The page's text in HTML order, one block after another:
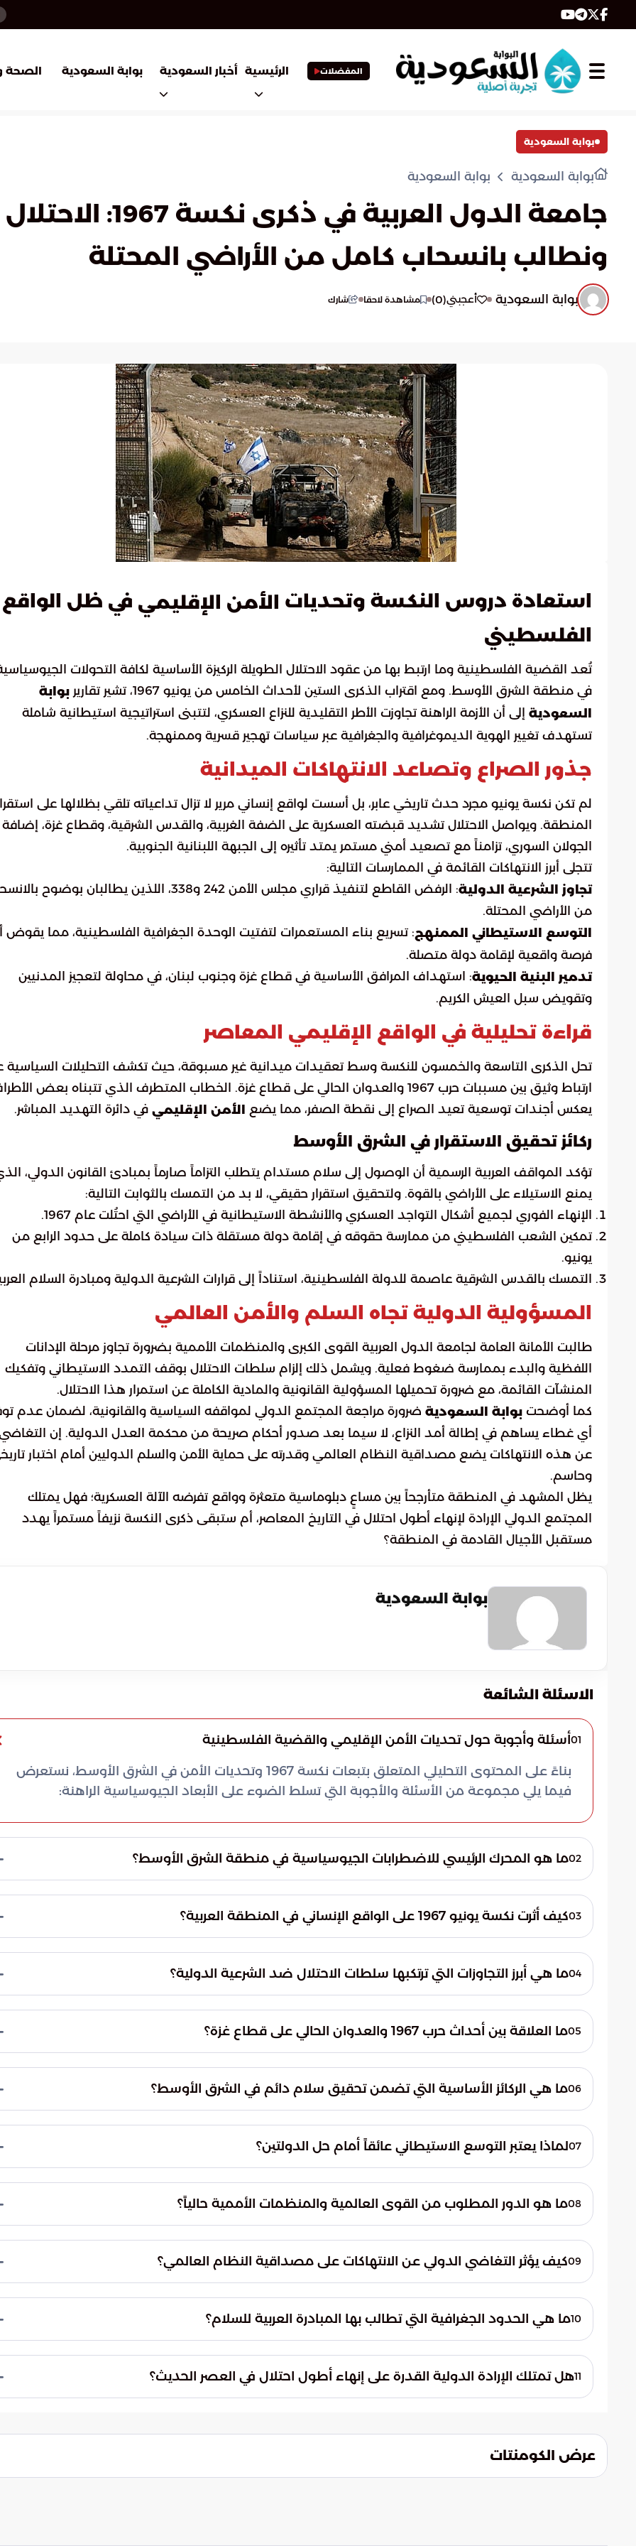
المفضلات الرئيسية أخبار السعودية بوابة السعودية الصحة
بوابة السعودية
بوابة السعودية بوابة السعودية
جامعة الدول
ونطالب بانسحاب كامل من الأراضي المحتلة
بوابة السعودية أعجبني(
0
) مشاهدة لاحقا شارك
استعادة دروس النكسة وتحديات الأمن الإقليمي في ظل الواقع
الفلسطيني
تُعد القضية الفلسطينية وما ارتبط بها من عقود الاحتلال الطويلة الركيزة الأساسية لكافة التحولات
في منطقة الشرق الأوسط. ومع اقتراب الذكرى الستين لأحداث الخامس من يونيو 1967، تشير تقارير
بوابة
السعودية إلى أن الأزمة الراهنة تجاوزت الأطر التقليدية للنزاع العسكري، لتتبنى استراتيجية استيطانية شاملة
تستهدف تغيير الهوية الديموغرافية والجغرافية عبر سياسات تهجير قسرية وممنهجة.
جذور الصراع وتصاعد الانتهاكات الميدانية
لم تكن نكسة يونيو مجرد حدث تاريخي عابر، بل أسست لواقع إنساني مرير لا تزال تداعياته تلقي بظلالها على
المنطقة. ويواصل الاحتلال تشديد قبضته العسكرية على الضفة الغربية، والقدس الشرقية، وقطاع غزة، إضافة
الجولان السوري، تزامناً مع تصعيد أمني مستمر يمتد تأثيره إلى الجبهة اللبنانية الجنوبية.
تتجلى أبرز الانتهاكات القائمة في الممارسات التالية:
تجاوز الشرعية الدولية
: الرفض القاطع لتنفيذ قراري مجلس الأمن 242 و338، اللذين يطالبان بوضوح
من الأراضي المحتلة.
التوسع الاستيطاني الممنهج: تسريع بناء المستعمرات لتفتيت الوحدة الجغرافية الفلسطينية، مما يقوض
فرصة واقعية لإقامة دولة متصلة.
تدمير البنية الحيوية: استهداف المرافق الأساسية في قطاع غزة وجنوب لبنان، في محاولة لتعجيز المدنيين
وتقويض سبل العيش الكريم.
قراءة تحليلية في الواقع الإقليمي المعاصر
تحل الذكرى التاسعة والخمسون للنكسة وسط تعقيدات ميدانية غير مسبوقة، حيث تكشف التحليلات السياسية
ارتباط وثيق بين مسببات حرب 1967 والعدوان الحالي على قطاع غزة. الخطاب المتطرف الذي تتبناه بعض
يعكس أجندات توسعية تعيد الصراع إلى نقطة الصفر، مما يضع
الأمن الإقليمي في دائرة التهديد المباشر.
ركائز تحقيق الاستقرار في الشرق الأوسط
تؤكد المواقف العربية الرسمية أن الوصول إلى سلام مستدام يتطلب التزاماً صارماً بمبادئ القانون الدولي،
يمنع الاستيلاء على الأراضي بالقوة. ولتحقيق استقرار حقيقي، لا بد من التمسك بالثوابت التالية:
الإنهاء الفوري لجميع أشكال التواجد العسكري والأنشطة الاستيطانية في الأراضي التي احتُلت عام 1967.
تمكين الشعب الفلسطيني من ممارسة حقوقه في إقامة دولة مستقلة ذات سيادة كاملة على حدود الرابع من
يونيو.
التمسك بالقدس الشرقية عاصمة للدولة الفلسطينية، استناداً إلى قرارات الشرعية الدولية ومبادرة السلام
المسؤولية الدولية تجاه السلم والأمن العالمي
طالبت الأمانة العامة لجامعة الدول العربية القوى الكبرى والمنظمات الأممية بضرورة تجاوز مرحلة الإدانات
اللفظية والبدء بممارسة ضغوط فعلية. ويشمل ذلك إلزام سلطات الاحتلال بوقف التمدد الاستيطاني وتفكيك
المنشآت القائمة، مع ضرورة تحميلها المسؤولية القانونية والمادية الكاملة عن استمرار هذا الاحتلال.
كما أوضحت بوابة السعودية ضرورة مراجعة المجتمع الدولي لمواقفه السياسية والقانونية، لضمان عدم
أي غطاء يساهم في إطالة أمد النزاع، لا سيما بعد صدور أحكام صريحة من محكمة العدل الدولية. إن
عن هذه الانتهاكات يضع مصداقية النظام العالمي وقدرته على حماية الأمن والسلم الدوليين أمام اختبار
وحاسم.
يظل المشهد في المنطقة متأرجحاً بين مساعٍ دبلوماسية متعثرة وواقع تفرضه الآلة العسكرية؛ فهل يمتلك
المجتمع الدولي الإرادة لإنهاء أطول احتلال في التاريخ المعاصر، أم ستبقى ذكرى النكسة نزيفاً مستمراً يهدد
مستقبل الأجيال القادمة في المنطقة؟
بوابة السعودية
الاسئلة الشائعة
01أسئلة وأجوبة حول تحديات الأمن الإقليمي والقضية الفلسطينية
بناءً على المحتوى التحليلي المتعلق بتبعات نكسة 1967 وتحديات الأمن في الشرق الأوسط، نستعرض
فيما يلي مجموعة من الأسئلة والأجوبة التي تسلط الضوء على الأبعاد الجيوسياسية الراهنة:
02ما هو المحرك الرئيسي للاضطرابات الجيوسياسية في منطقة الشرق الأوسط؟
والتوترات في المنطقة. فلم تعد الأزمة مجرد نزاع عسكري عابر، بل تحولت إلى استراتيجية تهدف إلى تغيير
الهوية الجغرافية والديموغرافية من خلال سياسات التهجير الممنهج.
03كيف أثرت نكسة يونيو 1967 على الواقع الإنساني في المنطقة العربية؟
حتى اليوم. فقد مكنت الاحتلال من بسط سيطرته على الضفة الغربية، القدس الشرقية، قطاع غزة،
والجولان السوري، مما أدى إلى تصعيد أمني لا ينقطع.
04ما هي أبرز التجاوزات التي ترتكبها سلطات الاحتلال ضد الشرعية الدولية؟
من الأراضي المحتلة. بالإضافة إلى ذلك، يتم تسريع بناء المستعمرات لتمزيق الوحدة الجغرافية للدولة
الفلسطينية المنشودة، واستهداف البنية التحتية المدنية بشكل شامل وتعسفي.
05ما العلاقة بين أحداث حرب 1967 والعدوان الحالي على قطاع غزة؟
المتطرف لبعض القيادات وجود أجندات توسعية. هذه الأجندات تهدف لإعادة الصراع إلى نقطة
البداية، مما يهدد استقرار أمن المنطقة العربية بأكملها ويضعه على المحك.
06ما هي الركائز الأساسية التي تضمن تحقيق سلام دائم في الشرق الأوسط؟
الفلسطينيين من بناء دولتهم المستقلة، واعتماد القدس الشرقية عاصمة رسمية لها.
07لماذا يعتبر التوسع الاستيطاني عائقاً أمام حل الدولتين؟
إقامة دولة متصلة وقابلة للحياة أمراً شبه مستحيل. هذا النهج يجهض المبادرات السياسية الدولية08ما هو الدور المطلوب من القوى العالمية والمنظمات الأممية حالياً؟
ملموسة وحقيقية. يجب إلزام سلطات الاحتلال بوقف التمدد الاستيطاني وتفكيك القائم منه، مع
تحميلها المسؤولية القانونية والمادية عن تداعيات الاحتلال المستمرة منذ عقود.
09كيف يؤثر التغاضي الدولي عن الانتهاكات على مصداقية النظام العالمي؟
حماية الأمن والسلم العالمي في اختبار مصيري. هذا الصمت يوفر غطاءً يطيل أمد النزاع، ويخالف
أحكام محكمة العدل الدولية التي تؤكد على عدم شرعية هذه الممارسات.
10ما هي الحدود الجغرافية التي تطالب بها المبادرة العربية للسلام؟
ذات السيادة على حدود الرابع من يونيو عام 1967. ويشمل ذلك السيادة الكاملة على القدس الشرقية
كعاصمة للدولة، لضمان استعادة الحقوق الوطنية المسلوبة.
11هل تمتلك الإرادة الدولية القدرة على إنهاء أطول احتلال في العصر الحديث؟
السياسية لضمان عدم استنزاف طاقات الأجيال القادمة في صراعات لا تنتهي.
عرض الكومنتات